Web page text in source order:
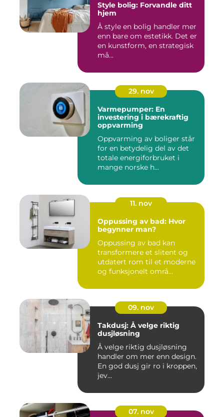
Style bolig: Forvandle ditt
hjem
Å style en bolig handler mer
enn bare om estetikk. Det er
en kunstform, en strategisk
må...
29. nov
Varmepumper: En
investering i bærekraftig
oppvarming
Oppvarming av boliger står
for en betydelig del av det
totale energiforbruket i
mange norske h...
11. nov
Oppussing av bad: Hvor
begynner man?
Oppussing av bad kan
transformere et slitent og
utdatert rom til et moderne
og funksjonelt områ...
09. nov
Takdusj: Å velge riktig
dusjløsning
Å velge riktig dusjløsning
handler om mer enn design.
En god dusj gir ro i kroppen,
jev...
07. nov